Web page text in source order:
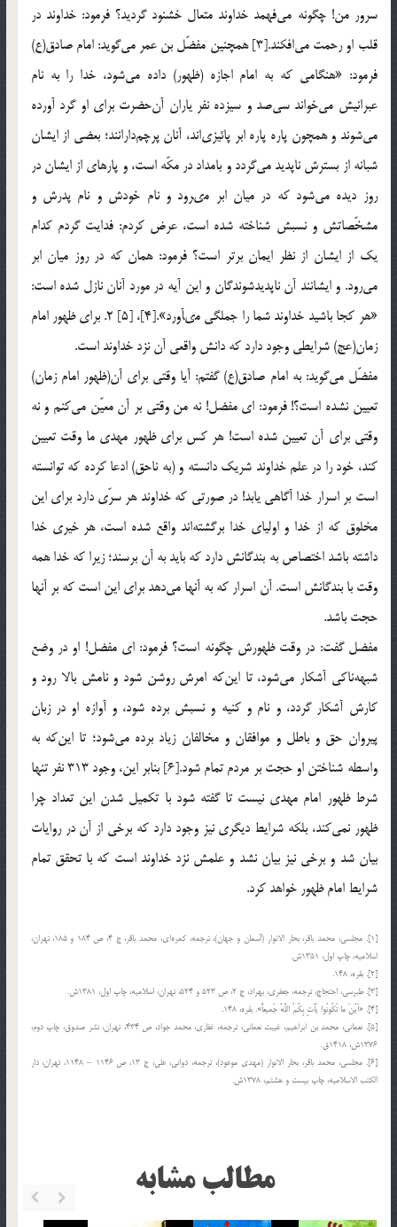
سرور من! چگونه می‌فهمد خداوند متعال خشنود گردید؟ فرمود: خداوند در
قلب او رحمت می‌افکند.[3] همچنین مفضّل بن عمر می‌گوید: امام صادق(ع)
فرمود: «هنگامى که به امام اجازه (ظهور) داده می‌شود، خدا را به نام
عبرانیش می‌خواند سی‌صد و سیزده نفر یاران آن‌حضرت براى او گرد آورده
می‌شوند و همچون پاره پاره ابر پائیزى‌‏اند، آنان پرچم‌دارانند؛ بعضى از ایشان
شبانه از بسترش ناپدید می‌گردد و بامداد در مکّه است، و پاره‏اى از ایشان در
روز دیده می‌شود که در میان ابر مى‏رود و نام خودش و نام پدرش و
مشخّصاتش و نسبش شناخته شده است، عرض کردم: فدایت گردم کدام
یک از ایشان از نظر ایمان برتر است؟ فرمود: همان که در روز میان ابر
می‌رود. و ایشانند آن ناپدیدشوندگان و این آیه در مورد آنان نازل شده است:
«هر کجا باشید خداوند شما را جملگى مى‏آورد».[4]، [5] 2. برای ظهور امام
زمان(عج) شرایطی وجود دارد که دانش واقعی آن نزد خداوند است.
مفضّل می‌گوید: به امام صادق(ع) گفتم: آیا وقتى براى آن(ظهور امام زمان)
تعیین نشده است؟! فرمود: اى مفضل! نه من وقتى بر آن معیّن می‌کنم و نه
وقتى براى آن تعیین شده است! هر کس براى ظهور مهدى ما وقت تعیین
کند، خود را در علم خداوند شریک دانسته و (به ناحق) ادعا کرده که توانسته
است بر اسرار خدا آگاهى یابد! در صورتى که خداوند هر سرّى دارد براى این
مخلوق که از خدا و اولیای خدا برگشته‏‌اند واقع شده است، هر خیرى خدا
داشته باشد اختصاص به بندگانش دارد که باید به آن برسند؛ زیرا که خدا همه
وقت با بندگانش است. آن اسرار که به آنها می‌دهد براى این است که بر آنها
حجت باشد.
مفضل گفت: در وقت ظهورش چگونه است؟ فرمود: اى مفضل! او در وضع
شبهه‌‏ناکى آشکار می‌شود، تا این‌که امرش روشن شود و نامش بالا رود و
کارش آشکار گردد، و نام و کنیه و نسبش برده‏ شود، و آوازه او در زبان
پیروان حق و باطل و موافقان و مخالفان زیاد برده می‌شود؛ تا این‌که به
واسطه شناختن او حجت بر مردم تمام شود.[6] بنابر این، وجود 313 نفر تنها
شرط ظهور امام مهدی نیست تا گفته شود با تکمیل شدن این تعداد چرا
ظهور نمی‌کند، بلکه شرایط دیگری نیز وجود دارد که برخی از آن در روایات
بیان شد و برخی نیز بیان نشد و علمش نزد خداوند است که با تحقق تمام
شرایط امام ظهور خواهد کرد.
[1]. مجلسی، محمد باقر، بحار الانوار (آسمان و جهان)، ترجمه، کمره‌‏اى،‏ محمد باقر، ج ‏4، ص 184 و 185، تهران،
اسلامیه، چاپ اول، 1351ش‏.
[2]. بقره، 148.
[3]. طبرسی، احتجاج، ترجمه، جعفرى‏، بهراد، ج ‏2، ص 523 و 524، تهران‏، اسلامیه‏، چاپ اول، 1381ش‏.
[4]. «اَیْنَ ما تَکُونُوا یَاْتِ بِکُمُ اللَّهُ جَمیعاً». بقره، 148.
[5]. نعمانى،‏ محمد بن ابراهیم، غیبت نعمانى، ترجمه، غفارى، محمد جواد، ص 434، تهران، نشر صدوق، چاپ دوم،
1376ش، 1418ق‏.
[6]. مجلسی، محمد باقر، بحار الانوار (مهدى موعود)، ترجمه، دوانى‏، على، ج 13، ص 1146 – 1148، تهران، دار
الکتب الاسلامیه‏، چاپ بیست و هشتم، 1378ش‏.
مطالب مشابه